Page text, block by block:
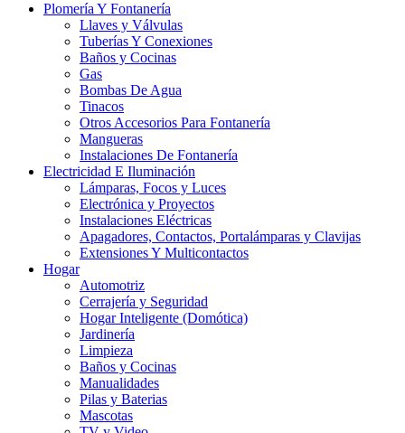
Plomería Y Fontanería
Llaves y Válvulas
Tuberías Y Conexiones
Baños y Cocinas
Gas
Bombas De Agua
Tinacos
Otros Accesorios Para Fontanería
Mangueras
Instalaciones De Fontanería
Electricidad E Iluminación
Lámparas, Focos y Luces
Electrónica y Proyectos
Instalaciones Eléctricas
Apagadores, Contactos, Portalámparas y Clavijas
Extensiones Y Multicontactos
Hogar
Automotriz
Cerrajería y Seguridad
Hogar Inteligente (Domótica)
Jardinería
Limpieza
Baños y Cocinas
Manualidades
Pilas y Baterias
Mascotas